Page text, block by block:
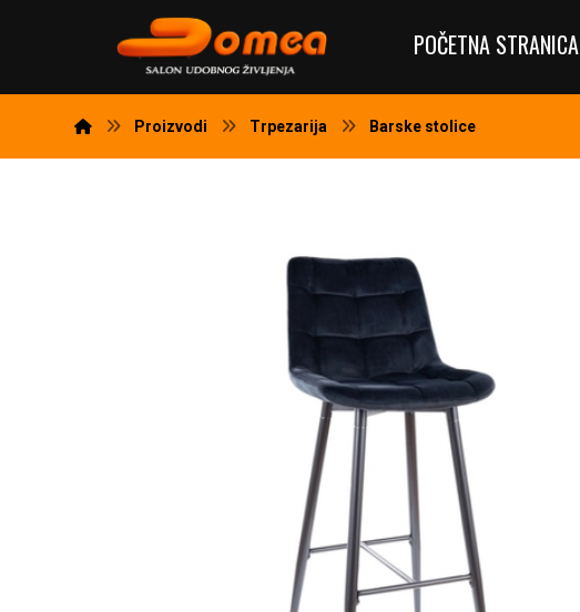
POČETNA STRANICA
Proizvodi Trpezarija Barske stolice